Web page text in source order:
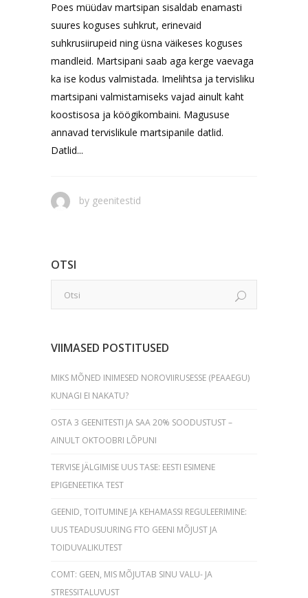
Poes müüdav martsipan sisaldab enamasti
suures koguses suhkrut, erinevaid
suhkrusiirupeid ning üsna väikeses koguses
mandleid. Martsipani saab aga kerge vaevaga
ka ise kodus valmistada. Imelihtsa ja tervisliku
martsipani valmistamiseks vajad ainult kaht
koostisosa ja köögikombaini. Magususe
annavad tervislikule martsipanile datlid.
Datlid...
by geenitestid
OTSI
VIIMASED POSTITUSED
MIKS MÕNED INIMESED NOROVIIRUSESSE (PEAAEGU)
KUNAGI EI NAKATU?
OSTA 3 GEENITESTI JA SAA 20% SOODUSTUST –
AINULT OKTOOBRI LÕPUNI
TERVISE JÄLGIMISE UUS TASE: EESTI ESIMENE
EPIGENEETIKA TEST
GEENID, TOITUMINE JA KEHAMASSI REGULEERIMINE:
UUS TEADUSUURING FTO GEENI MÕJUST JA
TOIDUVALIKUTEST
COMT: GEEN, MIS MÕJUTAB SINU VALU- JA
STRESSITALUVUST